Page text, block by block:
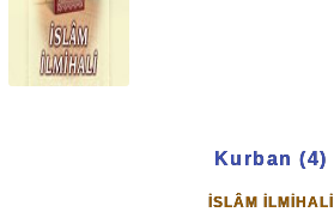
Kurban (4)
İSLÂM İLMİHALİ